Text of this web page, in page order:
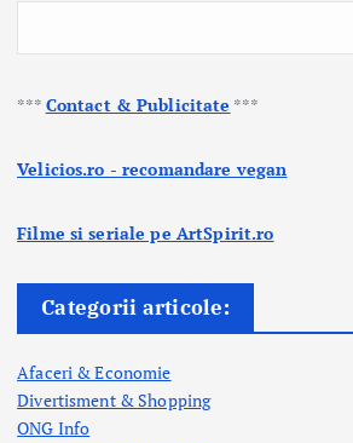
*** Contact & Publicitate ***
Velicios.ro - recomandare vegan
Filme si seriale pe ArtSpirit.ro
Categorii articole:
Afaceri & Economie
Divertisment & Shopping
ONG Info